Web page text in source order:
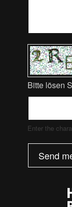
Bitte lösen
Enter the
Send